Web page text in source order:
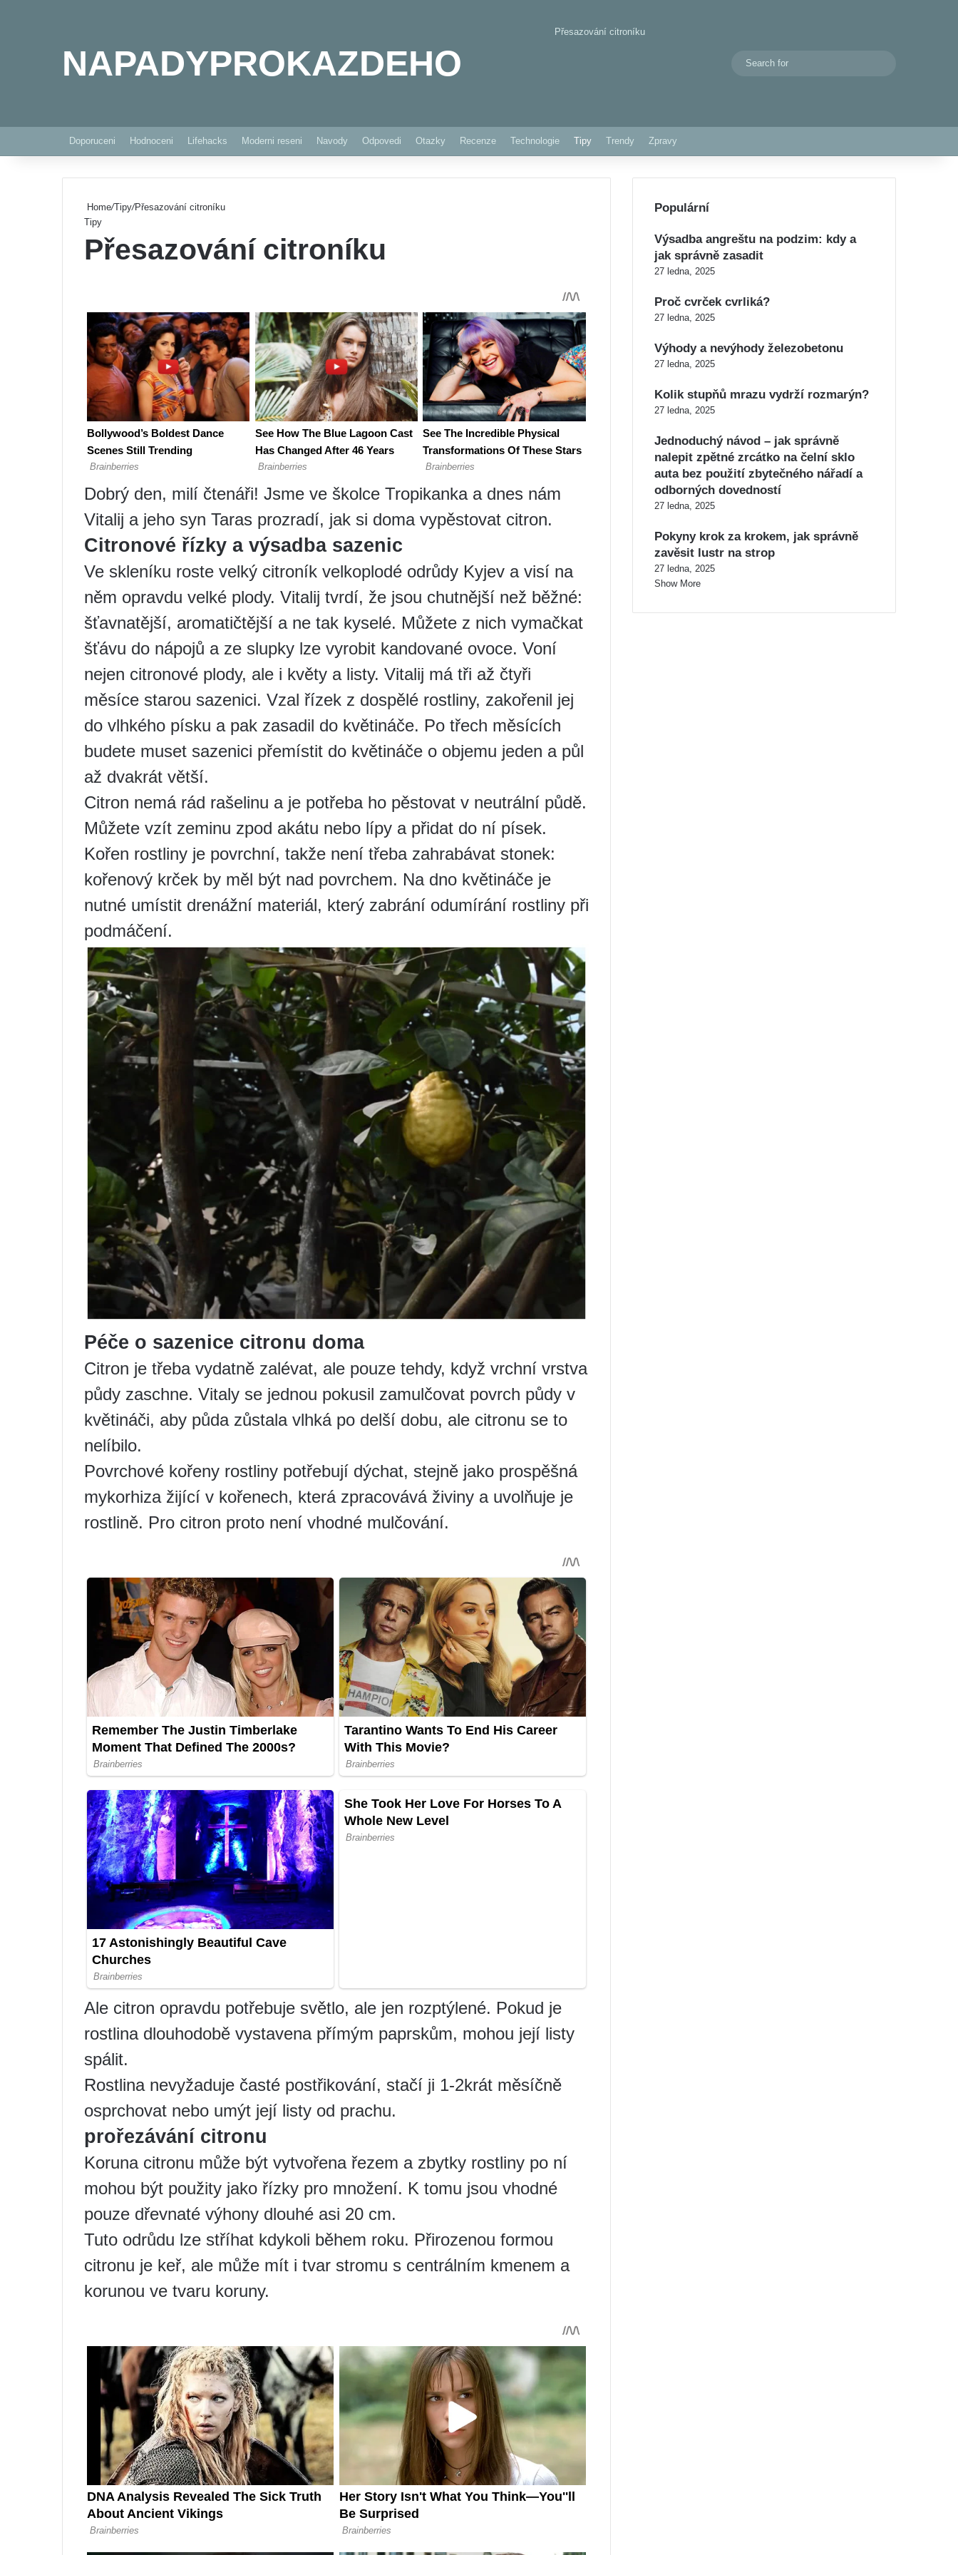
NAPADYPROKAZDEHO
Přesazování citroníku
Switch skin
Doporuceni Hodnoceni Lifehacks Moderni reseni Navody Odpovedi Otazky Recenze Technologie Tipy Trendy Zpravy
Home/Tipy/Přesazování citroníku
Tipy
Přesazování citroníku
Dobrý den, milí čtenáři! Jsme ve školce Tropikanka a dnes nám
Vitalij a jeho syn Taras prozradí, jak si doma vypěstovat citron.
Citronové řízky a výsadba sazenic
Ve skleníku roste velký citroník velkoplodé odrůdy Kyjev a visí na
něm opravdu velké plody. Vitalij tvrdí, že jsou chutnější než běžné:
šťavnatější, aromatičtější a ne tak kyselé. Můžete z nich vymačkat
šťávu do nápojů a ze slupky lze vyrobit kandované ovoce. Voní
nejen citronové plody, ale i květy a listy. Vitalij má tři až čtyři
měsíce starou sazenici. Vzal řízek z dospělé rostliny, zakořenil jej
do vlhkého písku a pak zasadil do květináče. Po třech měsících
budete muset sazenici přemístit do květináče o objemu jeden a půl
až dvakrát větší.
Citron nemá rád rašelinu a je potřeba ho pěstovat v neutrální půdě.
Můžete vzít zeminu zpod akátu nebo lípy a přidat do ní písek.
Kořen rostliny je povrchní, takže není třeba zahrabávat stonek:
kořenový krček by měl být nad povrchem. Na dno květináče je
nutné umístit drenážní materiál, který zabrání odumírání rostliny při
podmáčení.
Péče o sazenice citronu doma
Citron je třeba vydatně zalévat, ale pouze tehdy, když vrchní vrstva
půdy zaschne. Vitaly se jednou pokusil zamulčovat povrch půdy v
květináči, aby půda zůstala vlhká po delší dobu, ale citronu se to
nelíbilo.
Povrchové kořeny rostliny potřebují dýchat, stejně jako prospěšná
mykorhiza žijící v kořenech, která zpracovává živiny a uvolňuje je
rostlině. Pro citron proto není vhodné mulčování.
Ale citron opravdu potřebuje světlo, ale jen rozptýlené. Pokud je
rostlina dlouhodobě vystavena přímým paprskům, mohou její listy
spálit.
Rostlina nevyžaduje časté postřikování, stačí ji 1-2krát měsíčně
osprchovat nebo umýt její listy od prachu.
prořezávání citronu
Koruna citronu může být vytvořena řezem a zbytky rostliny po ní
mohou být použity jako řízky pro množení. K tomu jsou vhodné
pouze dřevnaté výhony dlouhé asi 20 cm.
Tuto odrůdu lze stříhat kdykoli během roku. Přirozenou formou
citronu je keř, ale může mít i tvar stromu s centrálním kmenem a
korunou ve tvaru koruny.
Populární
Výsadba angreštu na podzim: kdy a
jak správně zasadit
27 ledna, 2025
Proč cvrček cvrliká?
27 ledna, 2025
Výhody a nevýhody železobetonu
27 ledna, 2025
Kolik stupňů mrazu vydrží rozmarýn?
27 ledna, 2025
Jednoduchý návod – jak správně
nalepit zpětné zrcátko na čelní sklo
auta bez použití zbytečného nářadí a
odborných dovedností
27 ledna, 2025
Pokyny krok za krokem, jak správně
zavěsit lustr na strop
27 ledna, 2025
Show More